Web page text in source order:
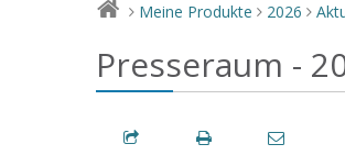
> Meine Produkte > 2026 >
Presseraum -